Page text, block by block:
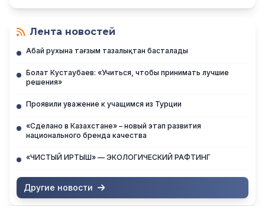
Лента новостей
Абай рухына тағзым тазалықтан басталады
Болат Кустаубаев: «Учиться, чтобы принимать лучшие
решения»
Проявили уважение к учащимся из Турции
«Сделано в Казахстане» – новый этап развития
национального бренда качества
«ЧИСТЫЙ ИРТЫШ» — ЭКОЛОГИЧЕСКИЙ РАФТИНГ
Другие новости